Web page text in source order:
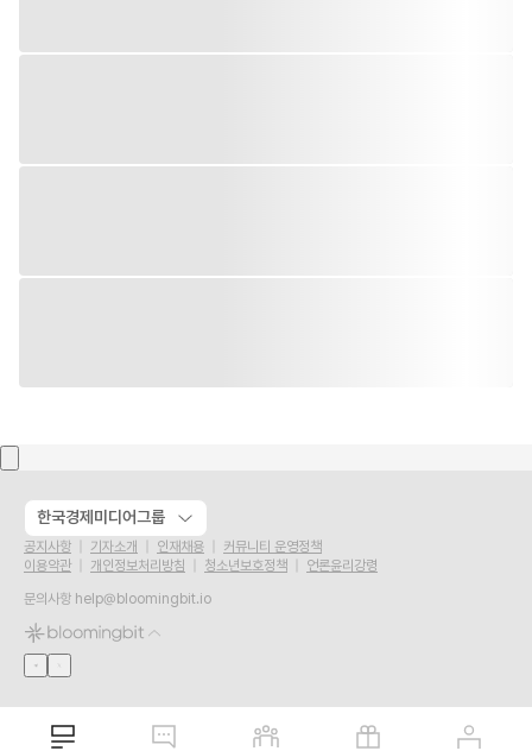
한국경제미디어그룹
공지사항 기자소개 인재채용
커뮤니티 운영정책
이용약관
개인정보처리방침 청소년보호정책
언론윤리강령
문의사항 help@bloomingbit.io